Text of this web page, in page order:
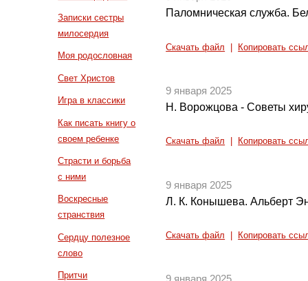
Записки сестры
милосердия
Моя родословная
Свет Христов
Игра в классики
Как писать книгу о
своем ребенке
Страсти и борьба
с ними
Воскресные
странствия
Сердцу полезное
слово
Притчи
Паломническая служба.
Скачать файл Копировать
9 января 2025
Н. Ворожцова - Советы
Скачать файл Копировать
9 января 2025
Л. К. Конышева. Альберт
Скачать файл Копировать